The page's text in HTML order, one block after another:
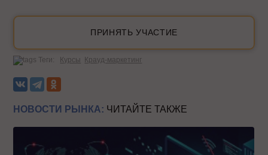
ПРИНЯТЬ УЧАСТИЕ
Теги: Курсы Крауд-маркетинг
НОВОСТИ РЫНКА: ЧИТАЙТЕ ТАКЖЕ